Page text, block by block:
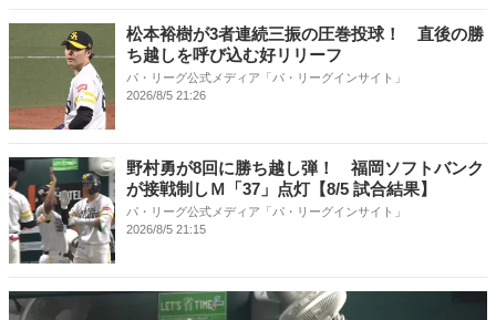
松本裕樹が3者連続三振の圧巻投球！ 直後の勝
ち越しを呼び込む好リリーフ
パ・リーグ公式メディア「パ・リーグインサイト」
2026/8/5 21:26
野村勇が8回に勝ち越し弾！ 福岡ソフトバンク
が接戦制しＭ「37」点灯【8/5 試合結果】
パ・リーグ公式メディア「パ・リーグインサイト」
2026/8/5 21:15